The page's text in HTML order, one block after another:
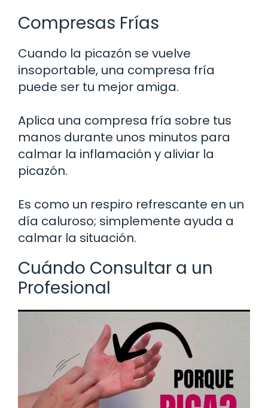
Compresas Frías
Cuando la picazón se vuelve
insoportable, una compresa fría
puede ser tu mejor amiga.
Aplica una compresa fría sobre tus
manos durante unos minutos para
calmar la inflamación y aliviar la
picazón.
Es como un respiro refrescante en un
día caluroso; simplemente ayuda a
calmar la situación.
Cuándo Consultar a un
Profesional